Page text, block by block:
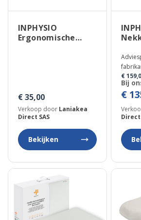
INPHYSIO
Ergonomische
€ 35,00
Verkoop door Laniakea
Direct SAS
Bekijken
€
Bij
€
Direct